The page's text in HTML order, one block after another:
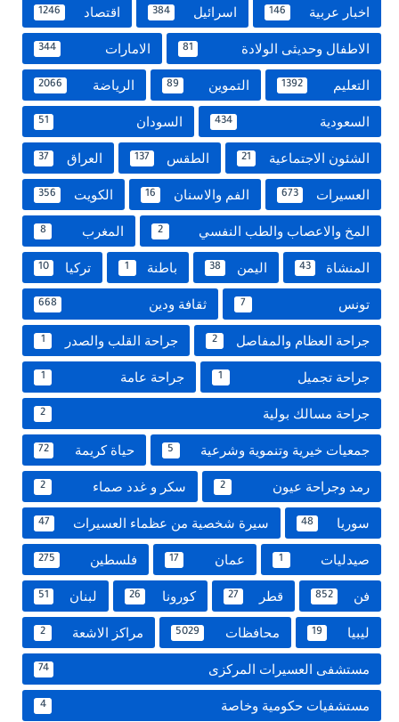
اخبار عربية 146 اسرائيل 384 اقتصاد 1246
الاطفال وحديثى الولادة 81 الامارات 344
التعليم 1392 التموين 89 الرياضة 2066
السعودية 434 السودان 51
الشئون الاجتماعية 21 الطقس 137 العراق 37
العسيرات 673 الفم والاسنان 16 الكويت 356
المخ والاعصاب والطب النفسي 2 المغرب 8
المنشاة 43 اليمن 38 باطنة 1 تركيا 10
تونس 7 ثقافة ودين 668
جراحة العظام والمفاصل 2 جراحة القلب والصدر 1
جراحة تجميل 1 جراحة عامة 1
جراحة مسالك بولية 2
جمعيات خيرية وتنموية وشرعية 5 حياة كريمة 72
رمد وجراحة عيون 2 سكر و غدد صماء 2
سوريا 48 سيرة شخصية من عظماء العسيرات 47
صيدليات 1 عمان 17 فلسطين 275
فن 852 قطر 27 كورونا 26 لبنان 51
ليبيا 19 محافظات 5029 مراكز الاشعة 2
مستشفى العسيرات المركزى 74
مستشفيات حكومية وخاصة 4